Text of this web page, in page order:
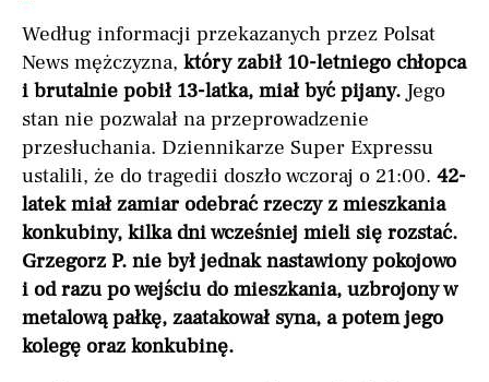
Według informacji przekazanych przez Polsat
News mężczyzna, który zabił 10-letniego chłopca
i brutalnie pobił 13-latka, miał być pijany. Jego
stan nie pozwalał na przeprowadzenie
przesłuchania. Dziennikarze Super Expressu
ustalili, że do tragedii doszło wczoraj o 21:00. 42-
latek miał zamiar odebrać rzeczy z mieszkania
konkubiny, kilka dni wcześniej mieli się rozstać.
Grzegorz P. nie był jednak nastawiony pokojowo
i od razu po wejściu do mieszkania, uzbrojony w
metalową pałkę, zaatakował syna, a potem jego
kolegę oraz konkubinę.